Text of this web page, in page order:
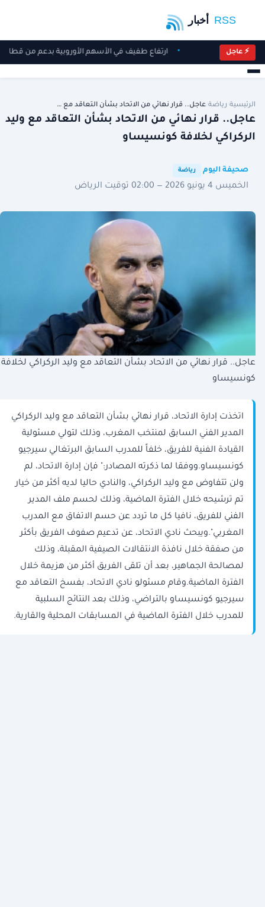
⚡ عاجل ارتفاع طفيف في الأسهم الأوروبية بدعم من قطاع
الرئيسية رياضة عاجل.. قرار نهائي من الاتحاد بشأن التعاقد مع …
عاجل.. قرار نهائي من الاتحاد بشأن التعاقد مع وليد
الركراكي لخلافة كونسيساو
صحيفة اليوم رياضة
الخميس 4 يونيو 2026 — 02:00 توقيت الرياض
عاجل.. قرار نهائي من الاتحاد بشأن التعاقد مع وليد الركراكي لخلافة
كونسيساو
اتخذت إدارة الاتحاد، قرار نهائي بشأن التعاقد مع وليد الركراكي
المدير الفني السابق لمنتخب المغرب، وذلك لتولي مسئولية
القيادة الفنية للفريق، خلفاً للمدرب السابق البرتغالي سيرجيو
كونسيساو.ووفقا لما ذكرته المصادر:" فإن إدارة الاتحاد، لم
ولن تتفاوض مع وليد الركراكي، والنادي حاليا لديه أكثر من خيار
تم ترشيحه خلال الفترة الماضية، وذلك لحسم ملف المدير
الفني للفريق، نافيا كل ما تردد عن حسم الاتفاق مع المدرب
المغربي".ويبحث نادي الاتحاد، عن تدعيم صفوف الفريق بأكثر
من صفقة خلال نافذة الانتقالات الصيفية المقبلة، وذلك
لمصالحة الجماهير، بعد أن تلقى الفريق أكثر من هزيمة خلال
الفترة الماضية.وقام مسئولو نادي الاتحاد، بفسخ التعاقد مع
سيرجيو كونسيساو بالتراضي، وذلك بعد النتائج السلبية
للمدرب خلال الفترة الماضية في المسابقات المحلية والقارية.